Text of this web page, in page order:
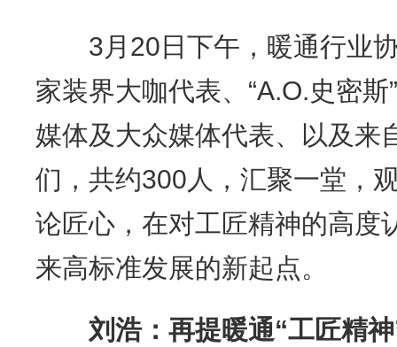
3月20日下午，暖通行业协
家装界大咖代表、“A.O.史密
媒体及大众媒体代表、以及来
们，共约300人，汇聚一堂，
论匠心，在对工匠精神的高度
来高标准发展的新起点。
刘浩：再提暖通“工匠精